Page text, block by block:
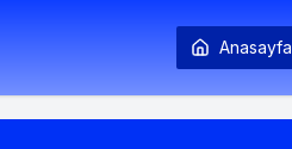
Anasayfa